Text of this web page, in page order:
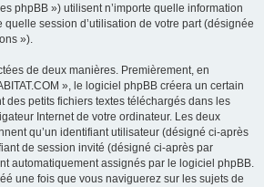
phpBB ») utilisent n’importe quelle information
quelle session d’utilisation de votre part (désignée
»).
de deux manières. Premièrement, en
», le logiciel phpBB créera un certain
des petits fichiers textes téléchargés dans les
Internet de votre ordinateur. Les deux
qu’un identifiant utilisateur (désigné ci-après
de session invité (désigné ci-après par
automatiquement assignés par le logiciel phpBB.
une fois que vous naviguerez sur les sujets de